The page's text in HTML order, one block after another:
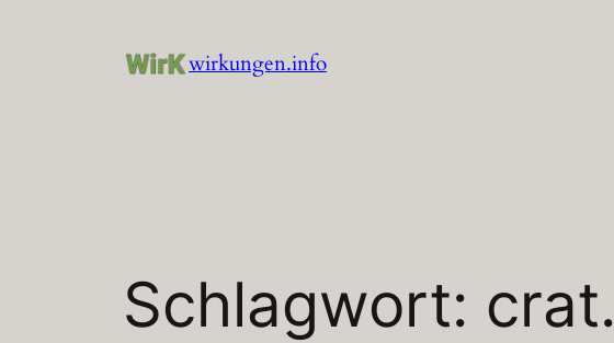
wirkungen.info
Schlagwort: crat.